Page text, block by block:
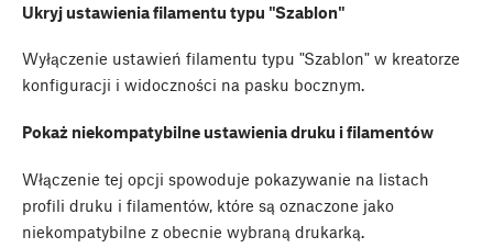
Ukryj ustawienia filamentu typu "Szablon"
Wyłączenie ustawień filamentu typu "Szablon" w kreatorze
konfiguracji i widoczności na pasku bocznym.
Pokaż niekompatybilne ustawienia druku i filamentów
Włączenie tej opcji spowoduje pokazywanie na listach
profili druku i filamentów, które są oznaczone jako
niekompatybilne z obecnie wybraną drukarką.